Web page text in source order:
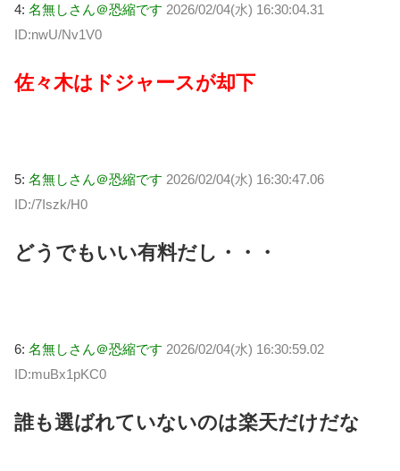
4: 名無しさん＠恐縮です 2026/02/04(水) 16:30:04.31
ID:nwU/Nv1V0
佐々木はドジャースが却下
5: 名無しさん＠恐縮です 2026/02/04(水) 16:30:47.06
ID:/7Iszk/H0
どうでもいい有料だし・・・
6: 名無しさん＠恐縮です 2026/02/04(水) 16:30:59.02
ID:muBx1pKC0
誰も選ばれていないのは楽天だけだな